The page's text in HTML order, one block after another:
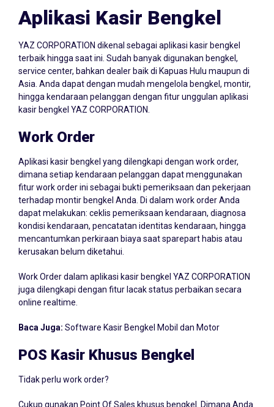
Aplikasi Kasir Bengkel
YAZ CORPORATION dikenal sebagai aplikasi kasir bengkel
terbaik hingga saat ini. Sudah banyak digunakan bengkel,
service center, bahkan dealer baik di Kapuas Hulu maupun di
Asia. Anda dapat dengan mudah mengelola bengkel, montir,
hingga kendaraan pelanggan dengan fitur unggulan aplikasi
kasir bengkel YAZ CORPORATION.
Work Order
Aplikasi kasir bengkel yang dilengkapi dengan work order,
dimana setiap kendaraan pelanggan dapat menggunakan
fitur work order ini sebagai bukti pemeriksaan dan pekerjaan
terhadap montir bengkel Anda. Di dalam work order Anda
dapat melakukan: ceklis pemeriksaan kendaraan, diagnosa
kondisi kendaraan, pencatatan identitas kendaraan, hingga
mencantumkan perkiraan biaya saat sparepart habis atau
kerusakan belum diketahui.
Work Order dalam aplikasi kasir bengkel YAZ CORPORATION
juga dilengkapi dengan fitur lacak status perbaikan secara
online realtime.
Baca Juga: Software Kasir Bengkel Mobil dan Motor
POS Kasir Khusus Bengkel
Tidak perlu work order?
Cukup gunakan Point Of Sales khusus bengkel. Dimana Anda